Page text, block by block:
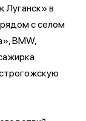
Луганск» в
с селом
BMW,